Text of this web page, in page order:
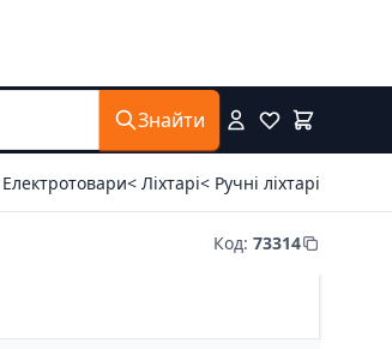
Знайти
< Ліхтарі< Ручні ліхтарі
Код: 73314